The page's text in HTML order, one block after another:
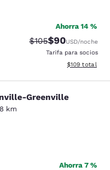
Ahorra 14 %
Tarifa tachada:
$105Tarifa
$90USD/noche
Tarifa para socios
Ver detalles
$109 total
Greenville
Greenville
km
Bueno. 684 reseñas
Ahorra 7 %